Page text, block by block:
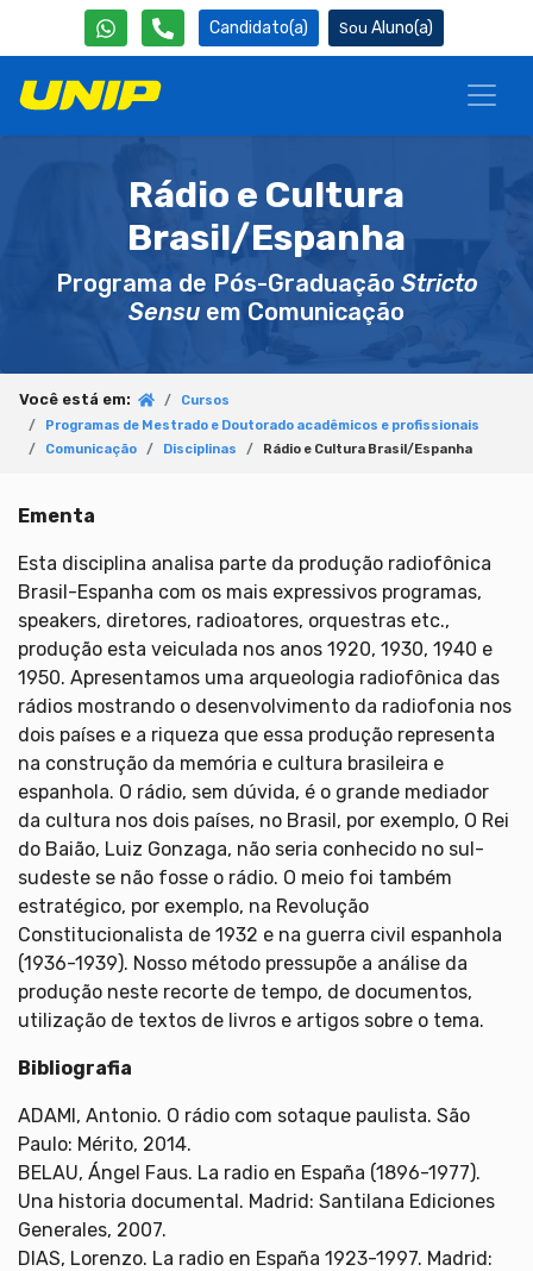
Candidato(a) Aluno(a)
Rádio e Cultura
Brasil/Espanha
Programa de Pós-Graduação Stricto
Sensu em Comunicação
Você está em:
Cursos
Programas de Mestrado e Doutorado acadêmicos e profissionais
Comunicação
Disciplinas Rádio e Cultura Brasil/Espanha
Ementa
Esta disciplina analisa parte da produção radiofônica
Brasil-Espanha com os mais expressivos programas,
speakers, diretores, radioatores, orquestras etc.,
produção esta veiculada nos anos 1920, 1930, 1940 e
1950. Apresentamos uma arqueologia radiofônica das
rádios mostrando o desenvolvimento da radiofonia nos
dois países e a riqueza que essa produção representa
na construção da memória e cultura brasileira e
espanhola. O rádio, sem dúvida, é o grande mediador
da cultura nos dois países, no Brasil, por exemplo, O Rei
do Baião, Luiz Gonzaga, não seria conhecido no sul-
sudeste se não fosse o rádio. O meio foi também
estratégico, por exemplo, na Revolução
Constitucionalista de 1932 e na guerra civil espanhola
(1936-1939). Nosso método pressupõe a análise da
produção neste recorte de tempo, de documentos,
utilização de textos de livros e artigos sobre o tema.
Bibliografia
ADAMI, Antonio. O rádio com sotaque paulista. São
Paulo: Mérito, 2014.
BELAU, Ángel Faus. La radio en España (1896-1977).
Una historia documental. Madrid: Santilana Ediciones
Generales, 2007.
DIAS, Lorenzo. La radio en España 1923-1997. Madrid: